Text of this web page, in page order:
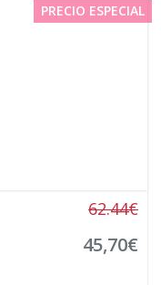
PRECIO ESPECIAL
62.44€
45,70€